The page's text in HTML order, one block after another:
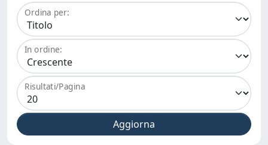
Ordina per:
In ordine:
Risultati/Pagina